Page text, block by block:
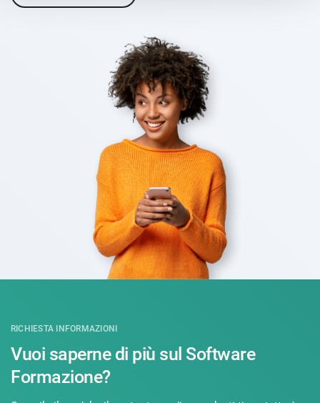
RICHIESTA INFORMAZIONI
Vuoi saperne di più sul Software
Formazione?